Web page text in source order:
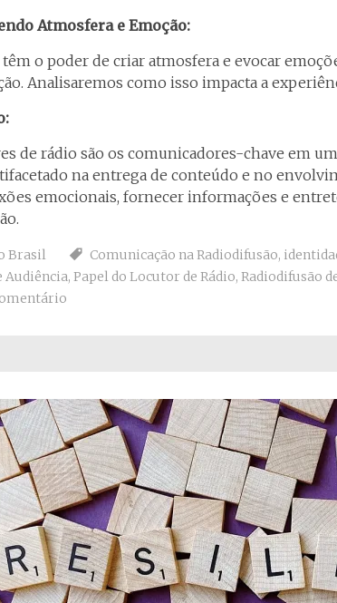
Atmosfera e Emoção:
o poder de criar atmosfera e evocar
Analisaremos como isso impacta a
de rádio são os comunicadores-chave em
na entrega de conteúdo e no
emocionais, fornecer informações e
Brasil Comunicação na Radiodifusão,
Audiência, Papel do Locutor de Rádio, Radiodifusão